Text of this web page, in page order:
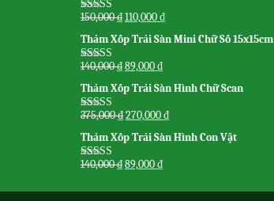
Được xếp
sao
150,000₫110,000₫
Thảm Xốp Trải Sàn Mini Chữ Số 15x15cm
Được xếp
sao
140,000₫89,000₫
Thảm Xốp Trải Sàn Hình Chữ Scan
Được xếp
sao
375,000₫270,000₫
Thảm Xốp Trải Sàn Hình Con Vật
Được xếp
sao
140,000₫89,000₫